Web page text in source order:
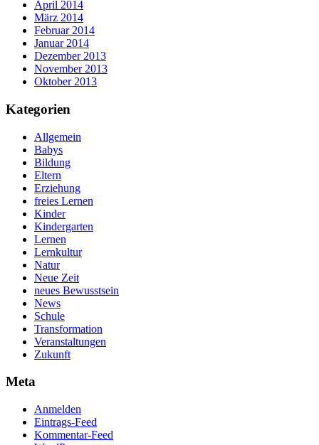
April 2014
März 2014
Februar 2014
Januar 2014
Dezember 2013
November 2013
Oktober 2013
Kategorien
Allgemein
Babys
Bildung
Eltern
Erziehung
freies Lernen
Kinder
Kindergarten
Lernen
Lernkultur
Natur
Neue Zeit
neues Bewusstsein
News
Schule
Transformation
Veranstaltungen
Zukunft
Meta
Anmelden
Eintrags-Feed
Kommentar-Feed